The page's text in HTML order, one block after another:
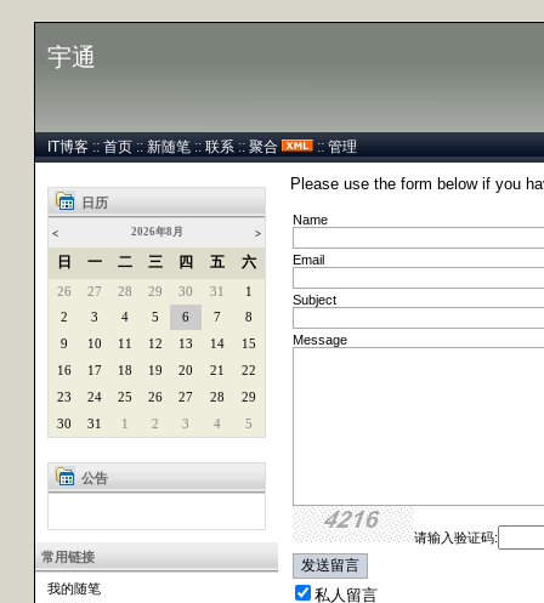
宇通
IT博客 :: 首页 :: 新随笔 :: 联系 :: 聚合 :: 管理
日历
< 2026年8月 >
日 一 二 三 四 五 六
26 27 28 29 30 31
1
2
3 4 5 6 7
8
9
10 11 12 13 14
15
16
17 18 19 20 21
22
23
24 25 26 27 28
29
30
31 1 2 3 4 5
公告
常用链接
我的随笔
Please use the form below if you
Name
Email
Subject
Message
请输入验证码:
私人留言